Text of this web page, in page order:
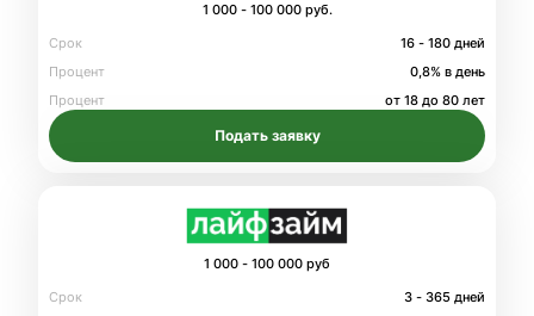
1 000 - 100 000 руб.
Срок
16 - 180 дней
Процент
0,8% в день
Процент
от 18 до 80 лет
Подать заявку
1 000 - 100 000 руб
Срок
3 - 365 дней